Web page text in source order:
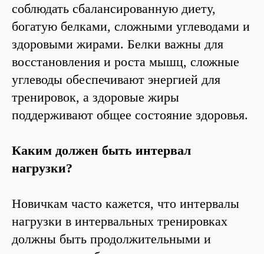
соблюдать сбалансированную диету,
богатую белками, сложными углеводами и
здоровыми жирами. Белки важны для
восстановления и роста мышц, сложные
углеводы обеспечивают энергией для
тренировок, а здоровые жиры
поддерживают общее состояние здоровья.
Каким должен быть интервал
нагрузки?
Новичкам часто кажется, что интервалы
нагрузки в интервальных тренировках
должны быть продолжительными и